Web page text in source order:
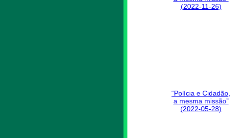
(2022-11-26)
“Polícia e Cidadão,
a mesma missão”
(2022-05-28)